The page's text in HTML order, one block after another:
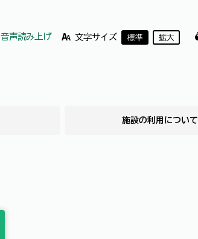
音声読み上げ 文字サイズ 標準 拡大
施設の利用について